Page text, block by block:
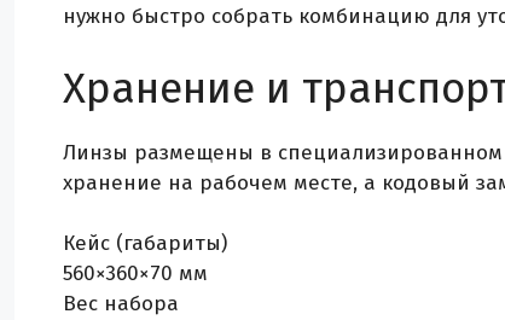
нужно быстро собрать комбинацию для
Хранение и
Линзы размещены в специализированном
хранение на рабочем месте, а кодовый
Кейс (габариты)
560×360×70 мм
Вес набора